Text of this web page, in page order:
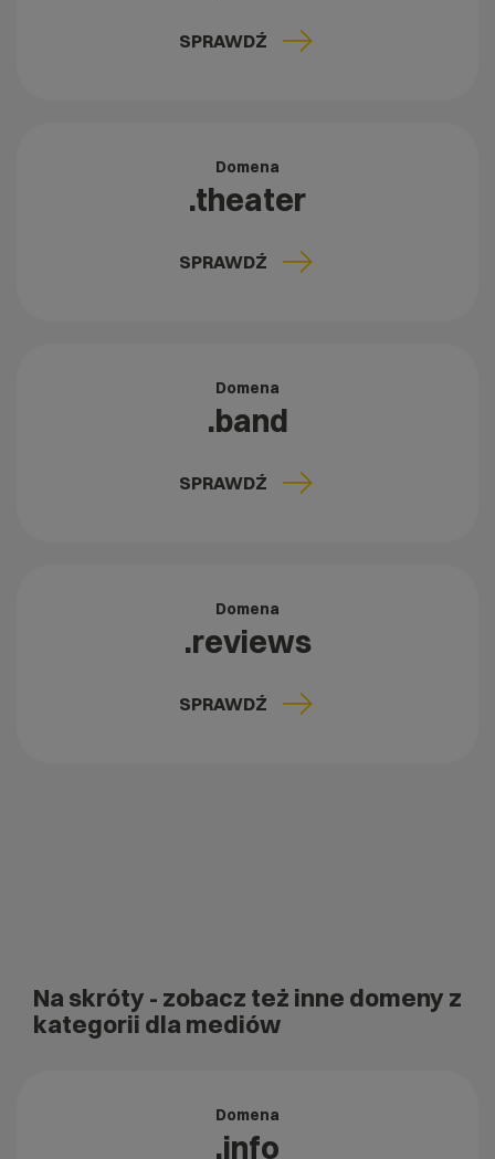
SPRAWDŹ
Domena
.theater
SPRAWDŹ
Domena
.band
SPRAWDŹ
Domena
.reviews
SPRAWDŹ
Na skróty - zobacz też inne domeny z
kategorii dla mediów
Domena
.info